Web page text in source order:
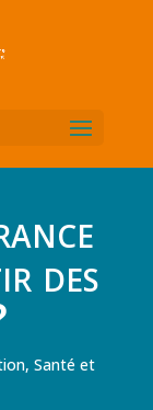
des
, Santé et